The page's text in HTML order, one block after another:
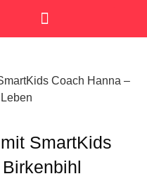
Coach Hanna –
SmartKids